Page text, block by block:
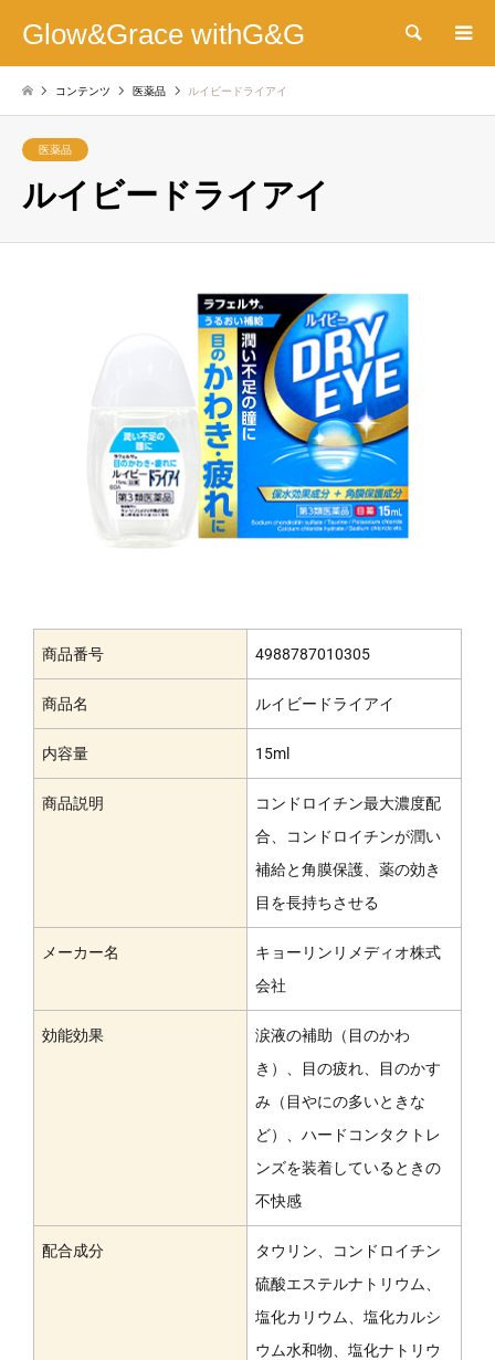
Glow&Grace withG&G 検索
コンテンツ 医薬品 ルイビードライアイ
医薬品
ルイビードライアイ
商品番号 4988787010305
商品名 ルイビードライアイ
内容量 15ml
商品説明
コンドロイチン最大濃度配
合、コンドロイチンが潤い
補給と角膜保護、薬の効き
目を長持ちさせる
メーカー名
キョーリンリメディオ株式
会社
効能効果
涙液の補助（目のかわ
き）、目の疲れ、目のかす
み（目やにの多いときな
ど）、ハードコンタクトレ
ンズを装着しているときの
不快感
配合成分
タウリン、コンドロイチン
硫酸エステルナトリウム、
塩化カリウム、塩化カルシ
ウム水和物、塩化ナトリウ